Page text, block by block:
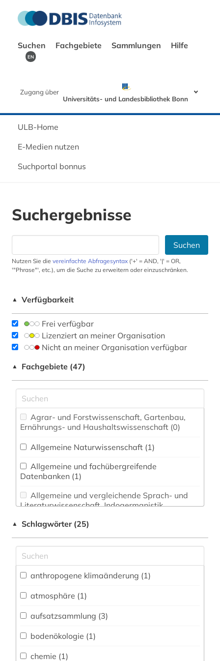
Suchen Fachgebiete Sammlungen Hilfe
EN
Zugang über
Universitäts- und Landesbibliothek Bonn
ULB-Home
E-Medien nutzen
Suchportal bonnus
Suchergebnisse
Suchen
Nutzen Sie die vereinfachte Abfragesyntax ('+' = AND, '|' = OR,
'"Phrase"', etc.), um die Suche zu erweitern oder einzuschränken.
▲ Verfügbarkeit
Frei verfügbar
Lizenziert an meiner Organisation
Nicht an meiner Organisation verfügbar
▲ Fachgebiete (47)
Ernährungs- und Haushaltswissenschaft (0)
Allgemeine Naturwissenschaft (1)
Datenbanken (1)
Literaturwissenschaft. Indogermanistik.
Anglistik. Amerikanistik (0)
▲ Schlagwörter (25)
anthropogene klimaänderung (1)
atmosphäre (1)
aufsatzsammlung (3)
bodenökologie (1)
chemie (1)